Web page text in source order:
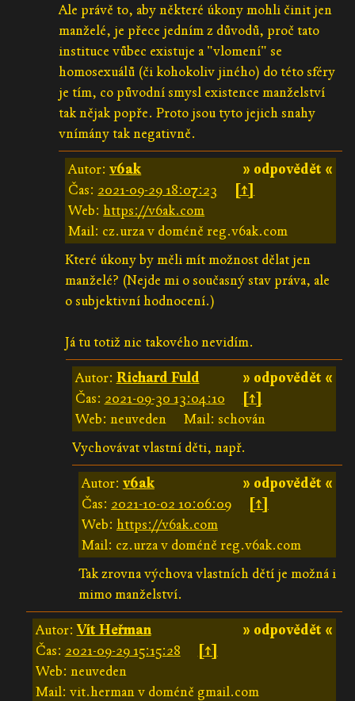
Ale právě to, aby některé úkony mohli činit jen
manželé, je přece jedním z důvodů, proč tato
instituce vůbec existuje a "vlomení" se
homosexuálů (či kohokoliv jiného) do této sféry
je tím, co původní smysl existence manželství
tak nějak popře. Proto jsou tyto jejich snahy
vnímány tak negativně.
» odpovědět «
Autor:v6ak
Čas: 2021-09-29 18:07:23
[↑]
Web:https://v6ak.com
Mail: cz.urza v doméně reg.v6ak.com
Které úkony by měli mít možnost dělat jen
manželé? (Nejde mi o současný stav práva, ale
o subjektivní hodnocení.)
Já tu totiž nic takového nevidím.
» odpovědět «
Autor: Richard Fuld
Čas: 2021-09-30 13:04:10
[↑]
Web: neuveden
Mail: schován
Vychovávat vlastní děti, např.
» odpovědět «
Autor: v6ak
Čas: 2021-10-02 10:06:09
[↑]
Web: https://v6ak.com
Mail: cz.urza v doméně reg.v6ak.com
Tak zrovna výchova vlastních dětí je možná i
mimo manželství.
» odpovědět «
Autor:Vít Heřman
Čas: 2021-09-29 15:15:28
[↑]
Web: neuveden
Mail: vit.herman v doméně gmail.com